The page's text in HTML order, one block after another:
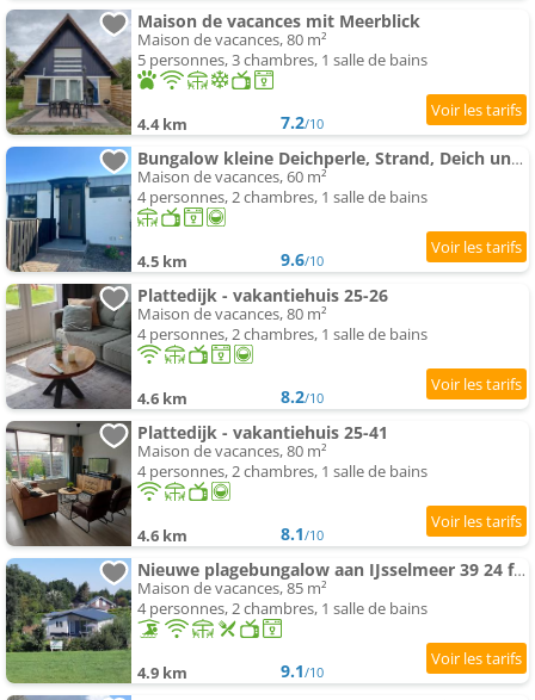
Maison de vacances mit Meerblick
Maison de vacances, 80 m²
5 personnes, 3 chambres, 1 salle de bains
4.4 km 7.2/10
Bungalow kleine Deichperle, Strand, Deich und ein wunderschöner kleiner Ort in unmittelbarer, fußläu
Maison de vacances, 60 m²
4 personnes, 2 chambres, 1 salle de bains
4.5 km 9.6/10
Plattedijk - vakantiehuis 25-26
Maison de vacances, 80 m²
4 personnes, 2 chambres, 1 salle de bains
4.6 km 8.2/10
Plattedijk - vakantiehuis 25-41
Maison de vacances, 80 m²
4 personnes, 2 chambres, 1 salle de bains
4.6 km 8.1/10
Nieuwe plagebungalow aan IJsselmeer 39 24 four seasons
Maison de vacances, 85 m²
4 personnes, 2 chambres, 1 salle de bains
4.9 km 9.1/10